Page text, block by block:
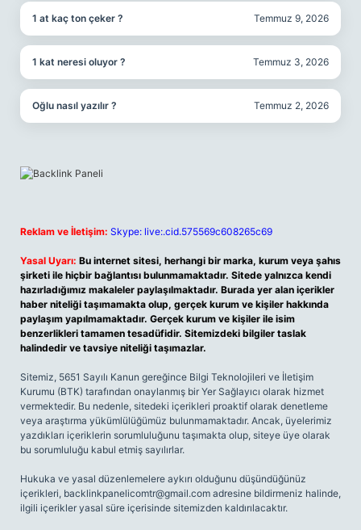
1 at kaç ton çeker ? Temmuz 9, 2026
1 kat neresi oluyor ? Temmuz 3, 2026
Oğlu nasıl yazılır ? Temmuz 2, 2026
Reklam ve İletişim: Skype: live:.cid.575569c608265c69
Yasal Uyarı: Bu internet sitesi, herhangi bir marka, kurum veya şahıs
şirketi ile hiçbir bağlantısı bulunmamaktadır. Sitede yalnızca kendi
hazırladığımız makaleler paylaşılmaktadır. Burada yer alan içerikler
haber niteliği taşımamakta olup, gerçek kurum ve kişiler hakkında
paylaşım yapılmamaktadır. Gerçek kurum ve kişiler ile isim
benzerlikleri tamamen tesadüfidir. Sitemizdeki bilgiler taslak
halindedir ve tavsiye niteliği taşımazlar.
Sitemiz, 5651 Sayılı Kanun gereğince Bilgi Teknolojileri ve İletişim
Kurumu (BTK) tarafından onaylanmış bir Yer Sağlayıcı olarak hizmet
vermektedir. Bu nedenle, sitedeki içerikleri proaktif olarak denetleme
veya araştırma yükümlülüğümüz bulunmamaktadır. Ancak, üyelerimiz
yazdıkları içeriklerin sorumluluğunu taşımakta olup, siteye üye olarak
bu sorumluluğu kabul etmiş sayılırlar.
Hukuka ve yasal düzenlemelere aykırı olduğunu düşündüğünüz
içerikleri, backlinkpanelicomtr@gmail.com adresine bildirmeniz halinde,
ilgili içerikler yasal süre içerisinde sitemizden kaldırılacaktır.